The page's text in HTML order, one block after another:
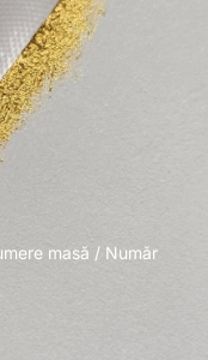
masă / Număr